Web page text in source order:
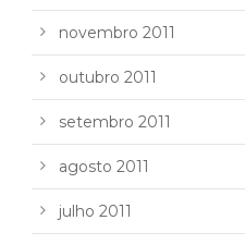
novembro 2011
outubro 2011
setembro 2011
agosto 2011
julho 2011